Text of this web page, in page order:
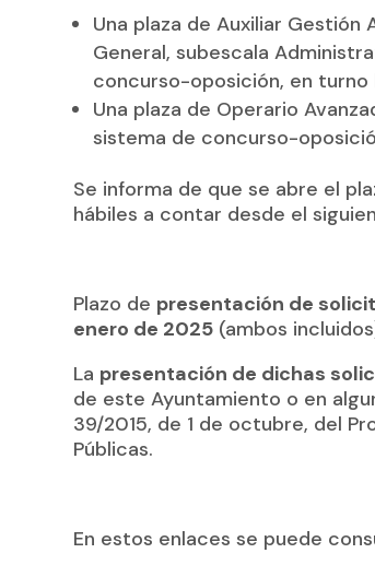
Una plaza de Auxiliar
General, subescala
concurso-oposición, en turno
Una plaza de Operario
sistema de concurso-
Se informa de que se abre el
hábiles a contar desde el
Plazo de presentación de
enero de 2025 (ambos
La presentación de dichas
de este Ayuntamiento o en
39/2015, de 1 de octubre, del
Públicas.
En estos enlaces se puede